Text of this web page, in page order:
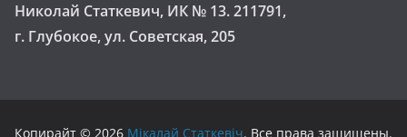
Николай Статкевич, ИК № 13. 211791,
г. Глубокое, ул. Советская, 205
Копирайт © 2026 Мікалай Статкевіч. Все права защищены.